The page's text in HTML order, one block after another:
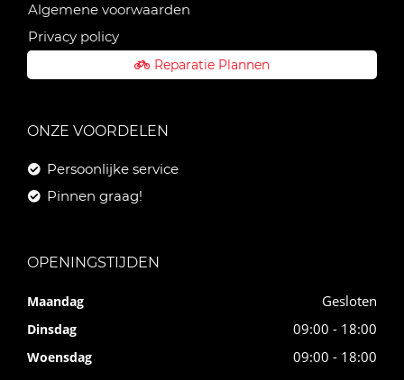
Algemene voorwaarden
Privacy policy
Reparatie Plannen
ONZE VOORDELEN
Persoonlijke service
Pinnen graag!
OPENINGSTIJDEN
Maandag Gesloten
Dinsdag 09:00 - 18:00
Woensdag 09:00 - 18:00